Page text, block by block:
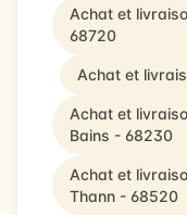
Achat et
68720
Achat et
Achat et
Bains - 68230
Achat et
Thann - 68520